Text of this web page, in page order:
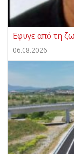
Eφυγε από τη
06.08.2026